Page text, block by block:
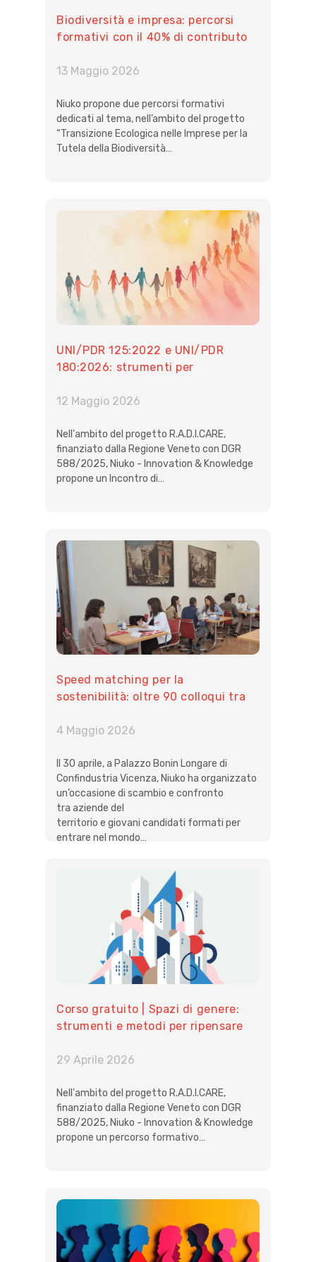
Biodiversità e impresa: percorsi
formativi con il 40% di contributo
13 Maggio 2026
Niuko propone due percorsi formativi
dedicati al tema, nell’ambito del progetto
“Transizione Ecologica nelle Imprese per la
Tutela della Biodiversità…
UNI/PDR 125:2022 e UNI/PDR
180:2026: strumenti per
12 Maggio 2026
Nell'ambito del progetto R.A.D.I.CARE,
finanziato dalla Regione Veneto con DGR
588/2025, Niuko - Innovation & Knowledge
propone un Incontro di…
Speed matching per la
sostenibilità: oltre 90 colloqui tra
4 Maggio 2026
Il 30 aprile, a Palazzo Bonin Longare di
Confindustria Vicenza, Niuko ha organizzato
un’occasione di scambio e confronto
tra aziende del
territorio e giovani candidati formati per
entrare nel mondo…
Corso gratuito | Spazi di genere:
strumenti e metodi per ripensare
29 Aprile 2026
Nell'ambito del progetto R.A.D.I.CARE,
finanziato dalla Regione Veneto con DGR
588/2025, Niuko - Innovation & Knowledge
propone un percorso formativo…